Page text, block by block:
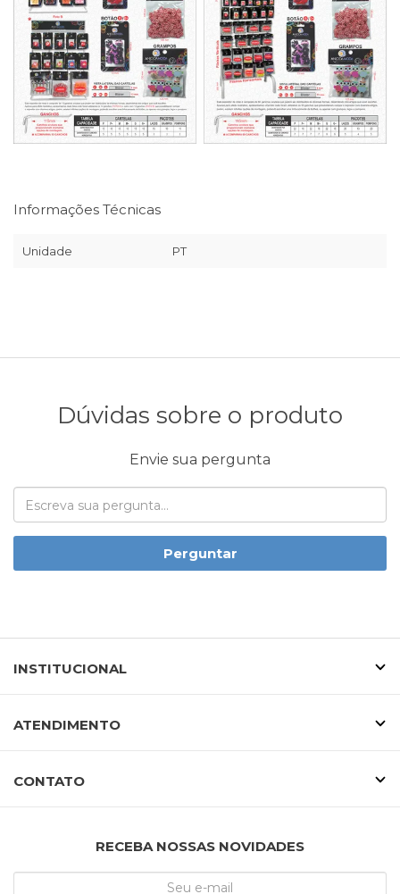
Informações Técnicas
Unidade PT
Dúvidas sobre o produto
Envie sua pergunta
Perguntar
INSTITUCIONAL
ATENDIMENTO
CONTATO
RECEBA NOSSAS NOVIDADES